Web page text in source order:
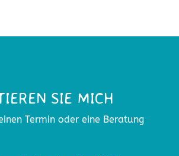
SIE MICH
Termin oder eine Beratung